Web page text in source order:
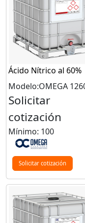
Ácido Nítrico al 60%
Modelo:OMEGA
Solicitar
cotización
Mínimo: 100
Solicitar cotización